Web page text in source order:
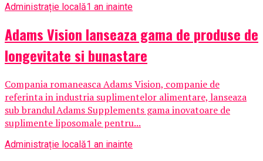
Administrație locală1 an inainte
Adams Vision lanseaza gama de produse de
longevitate si bunastare
Compania romaneasca Adams Vision, companie de
referinta in industria suplimentelor alimentare, lanseaza
sub brandul Adams Supplements gama inovatoare de
suplimente liposomale pentru...
Administrație locală1 an inainte